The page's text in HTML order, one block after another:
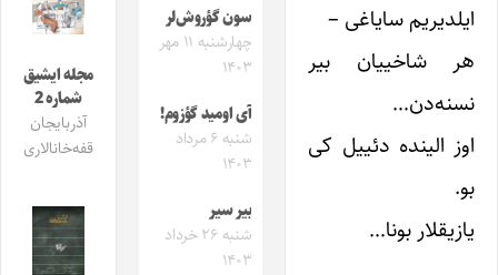
ایلدیریم سایاغی –
هر شاخییان بیر
نسنه‌دن…
اوز الینده دئییل کی
بو.
یازیقلار بونا…
سون گؤروش‌لر
چهارشنبه ۱۱ مهر
۱۴۰۳
آی اومید گؤزوم!
شنبه ۶ مرداد
۱۴۰۳
بیر سیر
شنبه ۲۶ خرداد
۱۴۰۳
مجله ایشیق
شماره 2
آذربایجان
قفه‌خانالاری